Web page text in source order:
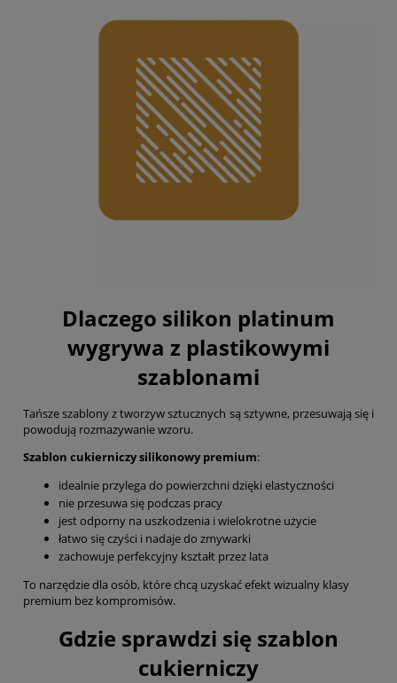
Dlaczego silikon platinum
wygrywa z plastikowymi
szablonami
Tańsze szablony z tworzyw sztucznych są sztywne, przesuwają się i
powodują rozmazywanie wzoru.
Szablon cukierniczy silikonowy premium:
idealnie przylega do powierzchni dzięki elastyczności
nie przesuwa się podczas pracy
jest odporny na uszkodzenia i wielokrotne użycie
łatwo się czyści i nadaje do zmywarki
zachowuje perfekcyjny kształt przez lata
To narzędzie dla osób, które chcą uzyskać efekt wizualny klasy
premium bez kompromisów.
Gdzie sprawdzi się szablon
cukierniczy